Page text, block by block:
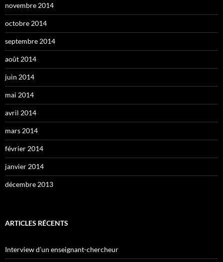
novembre 2014
octobre 2014
septembre 2014
août 2014
juin 2014
mai 2014
avril 2014
mars 2014
février 2014
janvier 2014
décembre 2013
ARTICLES RÉCENTS
Interview d’un enseignant-chercheur